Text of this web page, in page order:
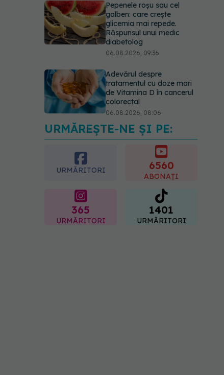
Pepenele roșu sau cel
galben: care crește
glicemia mai repede.
Răspunsul unui medic
diabetolog
06.08.2026, 09:36
Adevărul despre
tratamentul cu doze mari
de Vitamina D în cancerul
colorectal
06.08.2026, 08:06
Trei lucruri pe care trebuie
să le faci după 45 de ani
ca să întârzii demența cu
până la 13 ani
06.08.2026, 13:03
URMĂREȘTE-NE ȘI PE:
URMĂRITORI 6560
ABONAȚI
365
URMĂRITORI
1401
URMĂRITORI